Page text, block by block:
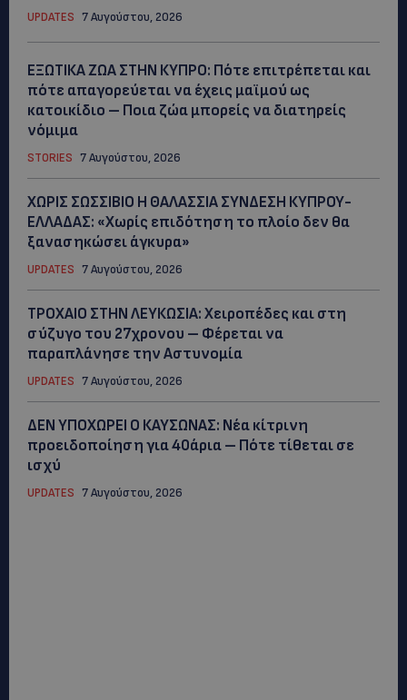
UPDATES 7 Αυγούστου, 2026
ΕΞΩΤΙΚΑ ΖΩΑ ΣΤΗΝ ΚΥΠΡΟ: Πότε επιτρέπεται και
πότε απαγορεύεται να έχεις μαϊμού ως
κατοικίδιο – Ποια ζώα μπορείς να διατηρείς
νόμιμα
STORIES 7 Αυγούστου, 2026
ΧΩΡΙΣ ΣΩΣΣΙΒΙΟ Η ΘΑΛΑΣΣΙΑ ΣΥΝΔΕΣΗ ΚΥΠΡΟΥ-
ΕΛΛΑΔΑΣ: «Χωρίς επιδότηση το πλοίο δεν θα
ξανασηκώσει άγκυρα»
UPDATES 7 Αυγούστου, 2026
ΤΡΟΧΑΙΟ ΣΤΗΝ ΛΕΥΚΩΣΙΑ: Χειροπέδες και στη
σύζυγο του 27χρονου – Φέρεται να
παραπλάνησε την Αστυνομία
UPDATES 7 Αυγούστου, 2026
ΔΕΝ ΥΠΟΧΩΡΕΙ Ο ΚΑΥΣΩΝΑΣ: Νέα κίτρινη
προειδοποίηση για 40άρια – Πότε τίθεται σε
ισχύ
UPDATES 7 Αυγούστου, 2026